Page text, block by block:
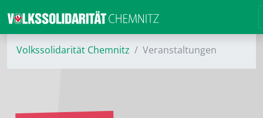
Volkssolidarität Chemnitz Veranstaltungen